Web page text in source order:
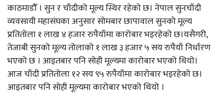
काठमाडौँ । सुन र चाँदीको मूल्य स्थिर रहेको छ। नेपाल सुनचाँदी
व्यवसायी महासंघका अनुसार सोमबार छापावाल सुनको मूल्य
प्रतितोला १ लाख ४ हजार रुपैयाँमा कारोबार भइरहेको छ।यसैगरी,
तेजाबी सुनको मूल्य तोलाको १ लाख ३ हजार ५ सय रुपैयाँ निर्धारण
भएको छ । आइतबार पनि सोही मूल्यमा कारोबार भएको थियो।
आज चाँदी प्रतितोला १२ सय ९५ रुपैयाँमा कारोबार भइरहेको छ।
आइतबार पनि सोही मूल्यमा कारोबार भएको थियो ।